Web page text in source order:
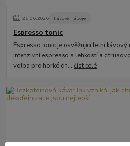
26.06.2026 kávové nápoje
Espresso tonic
Espresso tonic je osvěžující letní kávový
intenzivní espresso s lehkostí a
volba pro horké dn...číst celé